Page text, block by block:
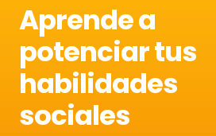
Aprende a
potenciar tus
habilidades
sociales